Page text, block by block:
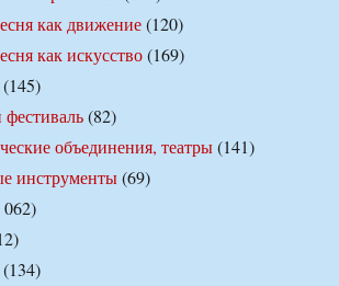
как движение(120)
как искусство(169)
(145)
(82)
объединения, театры(141)
инструменты(69)
(134)